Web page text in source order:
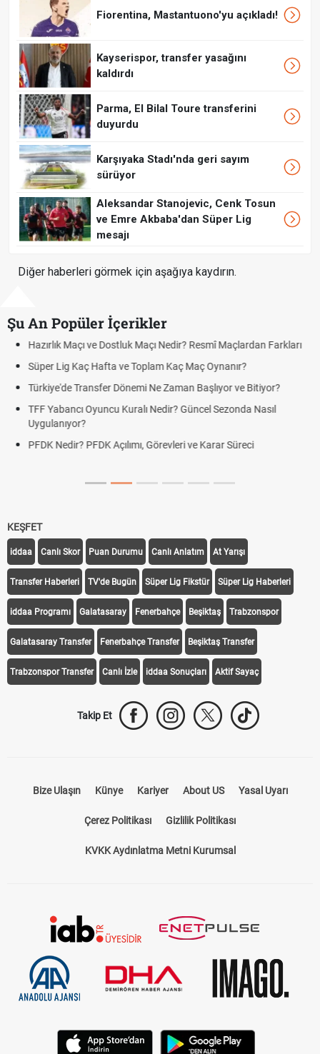
Fiorentina, Mastantuono'yu açıkladı!
Kayserispor, transfer yasağını
kaldırdı
Parma, El Bilal Toure transferini
duyurdu
Karşıyaka Stadı'nda geri sayım
sürüyor
Aleksandar Stanojevic, Cenk Tosun
ve Emre Akbaba'dan Süper Lig
mesajı
Diğer haberleri görmek için aşağıya kaydırın.
Şu An Popüler İçerikler
Farkları
Puan Durumunda AG, OM ve Diğer Kısaltmalar Ne
Skor Ne Demek? Sporda Skor ve Sonuç Kavramları
Futbol Nasıl Oynanır? Temel Futbol Kuralları
Deplasman Golü Kuralı Nedir? Hangi
Uygulanıyor?
DGS Sonuçları Ne Zaman Açıklanacak 2026? ÖSYM
KEŞFET
iddaa Canlı Skor Puan Durumu Canlı Anlatım At Yarışı
Transfer Haberleri TV'de Bugün Süper Lig Fikstür Süper Lig Haberleri
iddaa Programı Galatasaray Fenerbahçe Beşiktaş Trabzonspor
Galatasaray Transfer Fenerbahçe Transfer Beşiktaş Transfer
Trabzonspor Transfer Canlı İzle iddaa Sonuçları Aktif Sayaç
Takip Et
Bize Ulaşın Künye Kariyer About US Yasal Uyarı
Çerez Politikası Gizlilik Politikası
KVKK Aydınlatma Metni Kurumsal